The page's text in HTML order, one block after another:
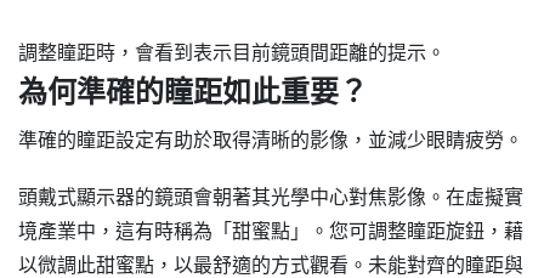
調整瞳距時，會看到表示目前鏡頭間距離的提示。
為何準確的瞳距如此重要？
準確的瞳距設定有助於取得清晰的影像，並減少眼睛疲勞。
頭戴式顯示器的鏡頭會朝著其光學中心對焦影像。在虛擬實
境產業中，這有時稱為「甜蜜點」。您可調整瞳距旋鈕，藉
以微調此甜蜜點，以最舒適的方式觀看。未能對齊的瞳距與